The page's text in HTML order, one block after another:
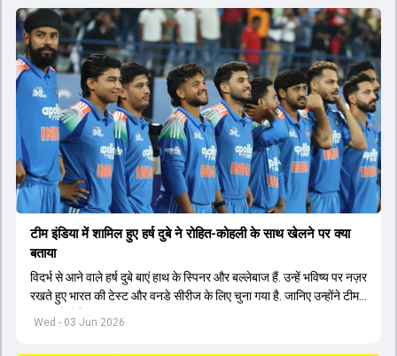
Wed - 03 Jun 2026
टीम इंडिया में शामिल हुए हर्ष दुबे ने रोहित-कोहली के साथ खेलने पर क्या
बताया
विदर्भ से आने वाले हर्ष दुबे बाएं हाथ के स्पिनर और बल्लेबाज हैं. उन्हें भविष्य पर नज़र
रखते हुए भारत की टेस्ट और वनडे सीरीज के लिए चुना गया है. जानिए उन्होंने टीम
इंडिया में सेलेक्शन पर क्या कहा.